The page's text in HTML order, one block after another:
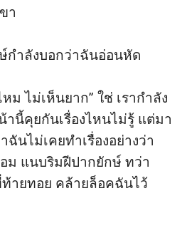
า
กำลังบอกว่าฉันอ่อนหัด
ม ไม่เห็นยาก” ใช่ เรากำลัง
านี้คุยกันเรื่องไหนไม่รู้ แต่มา
ฉันไม่เคยทำเรื่องอย่างว่า
ม แนบริมฝีปากยักษ์ ทว่า
ายทอย คล้ายล็อคฉันไว้